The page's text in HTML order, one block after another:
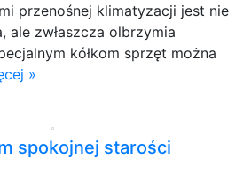
przenośnej klimatyzacji jest nie
ale zwłaszcza olbrzymia
kółkom sprzęt można
»
spokojnej starości